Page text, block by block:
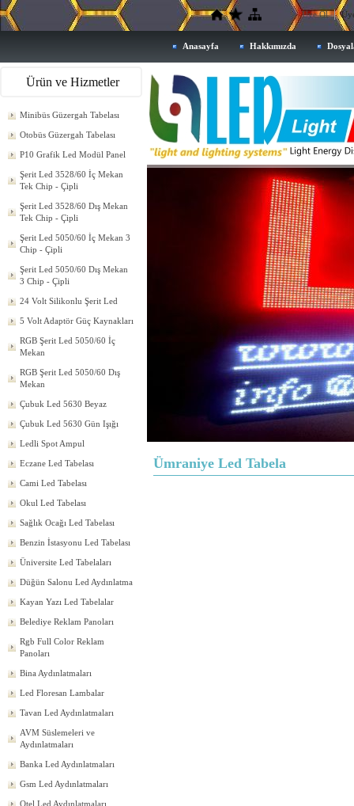
Üye Ol
Anasayfa Hakkımızda
Ürün ve Hizmetler
Minibüs Güzergah Tabelası
Otobüs Güzergah Tabelası
P10 Grafik Led Modül Panel
Şerit Led 3528/60 İç Mekan
Tek Chip - Çipli
Şerit Led 3528/60 Dış Mekan
Tek Chip - Çipli
Şerit Led 5050/60 İç Mekan 3
Chip - Çipli
Şerit Led 5050/60 Dış Mekan
3 Chip - Çipli
24 Volt Silikonlu Şerit Led
5 Volt Adaptör Güç Kaynakları
RGB Şerit Led 5050/60 İç
Mekan
RGB Şerit Led 5050/60 Dış
Mekan
Çubuk Led 5630 Beyaz
Çubuk Led 5630 Gün Işığı
Ledli Spot Ampul
Eczane Led Tabelası
Cami Led Tabelası
Okul Led Tabelası
Sağlık Ocağı Led Tabelası
Benzin İstasyonu Led Tabelası
Üniversite Led Tabelaları
Düğün Salonu Led Aydınlatma
Kayan Yazı Led Tabelalar
Belediye Reklam Panoları
Rgb Full Color Reklam
Panoları
Bina Aydınlatmaları
Led Floresan Lambalar
Tavan Led Aydınlatmaları
AVM Süslemeleri ve
Aydınlatmaları
Banka Led Aydınlatmaları
Gsm Led Aydınlatmaları
Otel Led Aydınlatmaları
Ümraniye Led Tabela